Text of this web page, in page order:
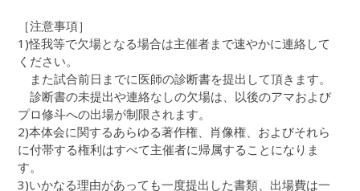
［注意事項］
1)怪我等で欠場となる場合は主催者まで速やかに連絡して
ください。
また試合前日までに医師の診断書を提出して頂きます。
診断書の未提出や連絡なしの欠場は、以後のアマおよび
プロ修斗への出場が制限されます。
2)本体会に関するあらゆる著作権、肖像権、およびそれら
に付帯する権利はすべて主催者に帰属することになりま
す。
3)いかなる理由があっても一度提出した書類、出場費は一